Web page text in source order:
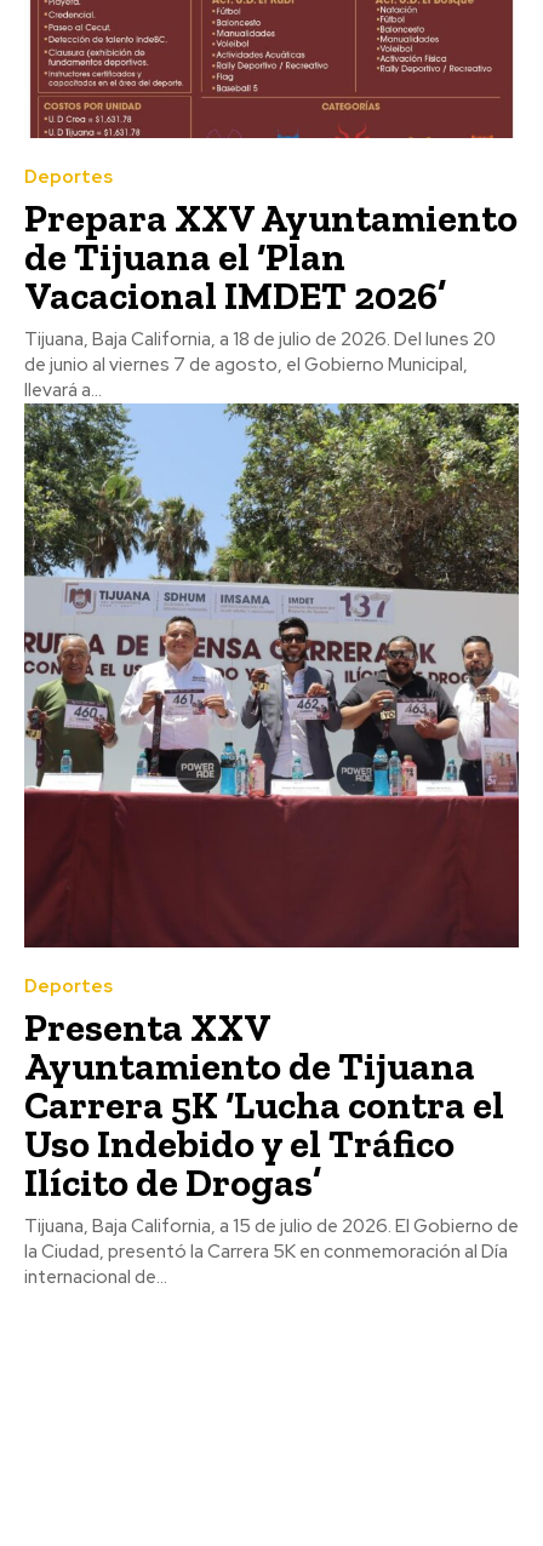
Deportes
Prepara XXV Ayuntamiento
de Tijuana el ‘Plan
Vacacional IMDET 2026’
Tijuana, Baja California, a 18 de julio de 2026. Del lunes 20
de junio al viernes 7 de agosto, el Gobierno Municipal,
llevará a...
Deportes
Presenta XXV
Ayuntamiento de Tijuana
Carrera 5K ‘Lucha contra el
Uso Indebido y el Tráfico
Ilícito de Drogas’
Tijuana, Baja California, a 15 de julio de 2026. El Gobierno de
la Ciudad, presentó la Carrera 5K en conmemoración al Día
internacional de...